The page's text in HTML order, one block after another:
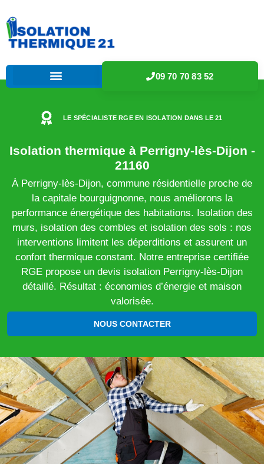
09 70 70 83 52
LE SPÉCIALISTE RGE EN ISOLATION DANS LE 21
Isolation thermique à Perrigny-lès-Dijon -
21160
À Perrigny-lès-Dijon, commune résidentielle proche de
la capitale bourguignonne, nous améliorons la
performance énergétique des habitations. Isolation des
murs, isolation des combles et isolation des sols : nos
interventions limitent les déperditions et assurent un
confort thermique constant. Notre entreprise certifiée
RGE propose un devis isolation Perrigny-lès-Dijon
détaillé. Résultat : économies d’énergie et maison
valorisée.
NOUS CONTACTER